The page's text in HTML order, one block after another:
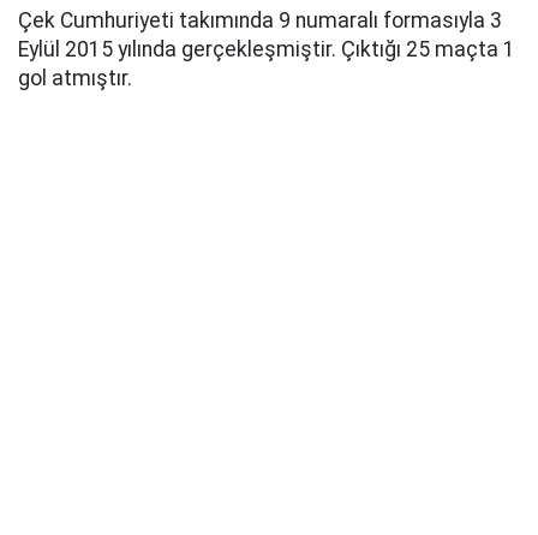
Çek Cumhuriyeti takımında 9 numaralı formasıyla 3
Eylül 2015 yılında gerçekleşmiştir. Çıktığı 25 maçta 1
gol atmıştır.